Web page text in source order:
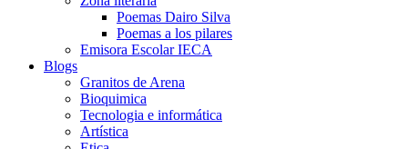
Poemas Dairo Silva
Poemas a los pilares
Emisora Escolar IECA
Blogs
Granitos de Arena
Bioquimica
Tecnologia e informática
Artística